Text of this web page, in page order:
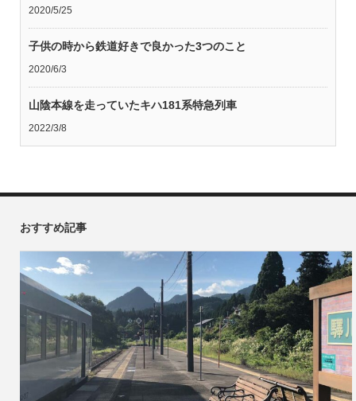
2020/5/25
子供の時から鉄道好きで良かった3つのこと
2020/6/3
山陰本線を走っていたキハ181系特急列車
2022/3/8
おすすめ記事